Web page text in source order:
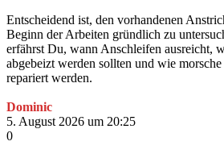
Entscheidend ist, den vorhandenen
Beginn der Arbeiten gründlich zu
erfährst Du, wann Anschleifen ausreicht,
abgebeizt werden sollten und wie
repariert werden.
Dominic
5. August 2026 um 20:25
0